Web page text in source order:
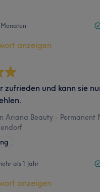
anzeigen
zufrieden und kann sie
Ariana Beauty - Permanent
als 1 Jahr
anzeigen